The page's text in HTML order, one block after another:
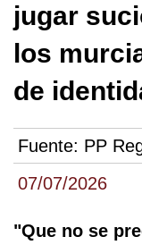
07/07/2026
jugar
los
de
Fuente: PP
"Que no se